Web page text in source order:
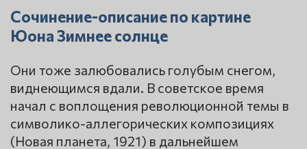
Сочинение-описание по картине
Юона Зимнее солнце
Они тоже залюбовались голубым снегом,
виднеющимся вдали. В советское время
начал с воплощения революционной темы в
символико-аллегорических композициях
(Новая планета, 1921) в дальнейшем